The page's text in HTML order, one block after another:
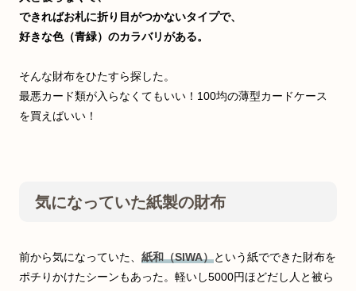
できればお札に折り目がつかないタイプで、
好きな色（青緑）のカラバリがある。
そんな財布をひたすら探した。
最悪カード類が入らなくてもいい！100均の薄型カードケース
を買えばいい！
気になっていた紙製の財布
前から気になっていた、 紙和（SIWA）という紙でできた財布を
ポチりかけたシーンもあった。軽いし5000円ほどだし人と被ら